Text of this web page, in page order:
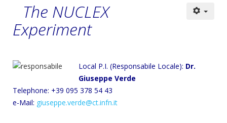
The NUCLEX
Experiment
Local P.I. (Responsabile Locale): Dr.
Giuseppe Verde
Telephone: +39 095 378 54 43
e-Mail: giuseppe.verde@ct.infn.it